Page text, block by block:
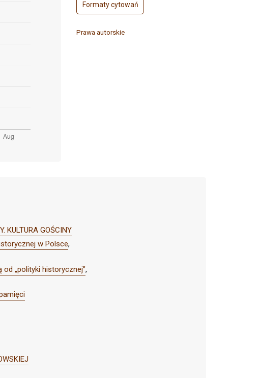
Formaty cytowań
Prawa autorskie
KULTURA GOŚCINY
w Polsce,
„polityki historycznej”,